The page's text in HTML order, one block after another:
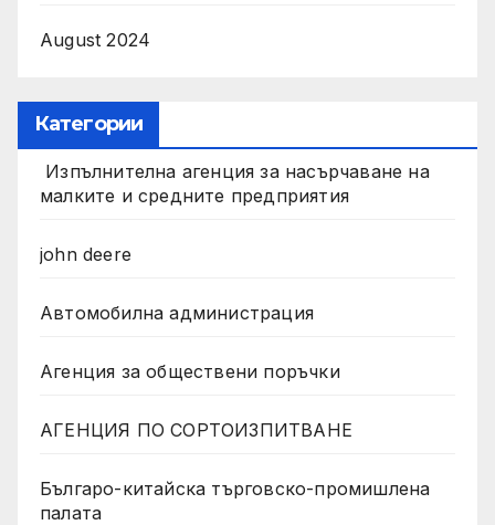
August 2024
Категории
Изпълнителна агенция за насърчаване на
малките и средните предприятия
john deere
Автомобилна администрация
Агенция за обществени поръчки
АГЕНЦИЯ ПО СОРТОИЗПИТВАНЕ
Българо-китайска търговско-промишлена
палата